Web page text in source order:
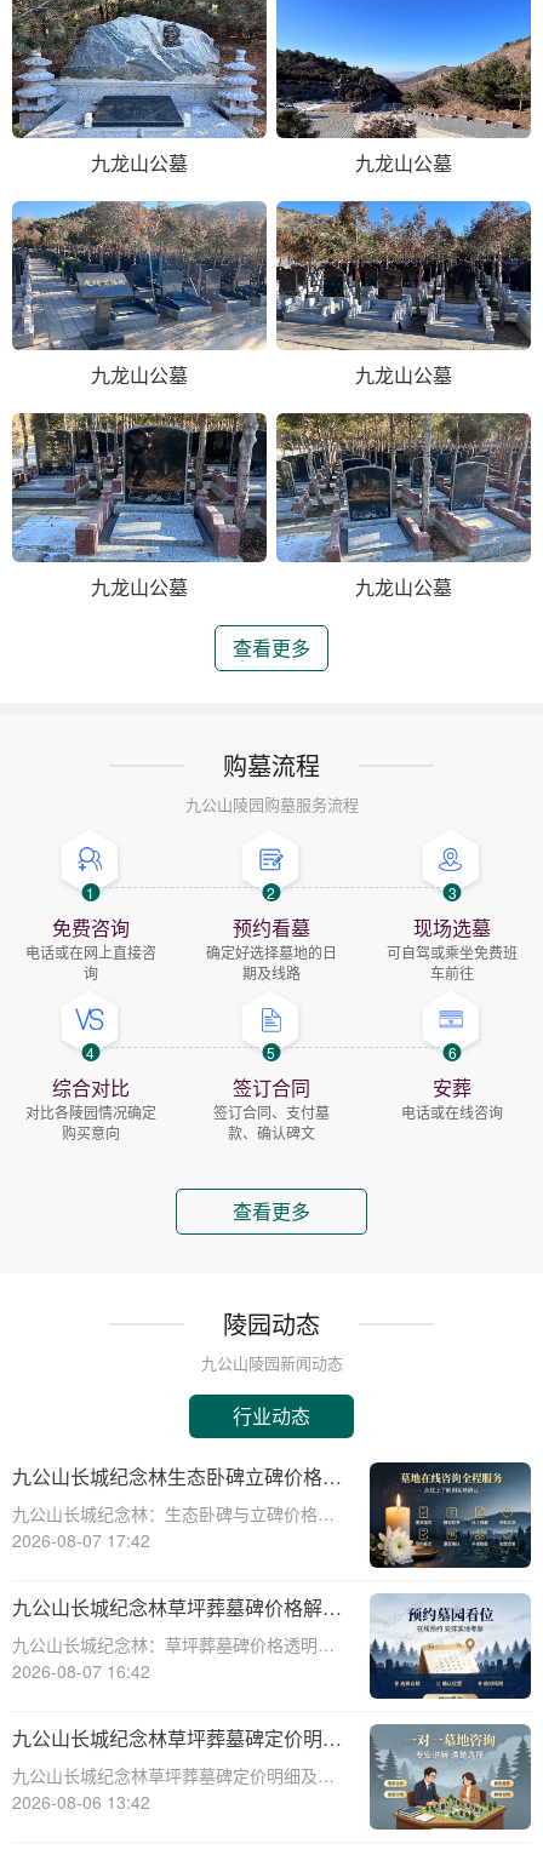
九龙山公墓 九龙山公墓
九龙山公墓 九龙山公墓
九龙山公墓 九龙山公墓
查看更多
购墓流程
九公山陵园购墓服务流程
1
免费咨询
电话或在网上直接咨
询
2
预约看墓
确定好选择墓地的日
期及线路
3
现场选墓
可自驾或乘坐免费班
车前往
4
综合对比
对比各陵园情况确定
购买意向
5
签订合同
签订合同、支付墓
款、确认碑文
6
安葬
电话或在线咨询
查看更多
陵园动态
九公山陵园新闻动态
行业动态
九公山长城纪念林生态卧碑立碑价格表
详解及活动期赠安葬配套福利解析
九公山长城纪念林：生态卧碑与立碑价格及
活动期赠送配套服务全解析☎ 九公山陵园电
地，九公山长城纪念林凭借其得天独厚的地
理位置和优越的自然环境，成为众
2026-08-07 17:42
九公山长城纪念林草坪葬墓碑价格解析
及赠予绿植养护服务详解
九公山长城纪念林：草坪葬墓碑价格透明，
赠送绿植养护服务☎ 九公山陵园电话:400-
纪念林地之一，致力于为逝者提供环保、庄
重的安葬选择。草坪葬墓碑作为一种
2026-08-07 16:42
九公山长城纪念林草坪葬墓碑定价明细
活动赠绿植养护服务详解
九公山长城纪念林草坪葬墓碑定价明细及活
动赠绿植养护服务详解☎ 九公山陵园电
2026-08-06 13:42